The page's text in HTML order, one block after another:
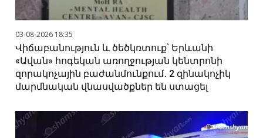
03-08-2026 18:35
Վիճաբանություն և ծեծկռտուք՝ Երևանի
«Ավան» հոգեկան առողջության կենտրոնի
զորակոչային բաժանմունքում․ 2 զինակոչիկ
մարմնական վնասվածքներ են ստացել